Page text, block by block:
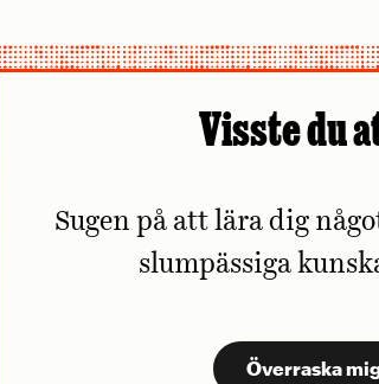
Visste du
Sugen på att lära dig
slumpässiga